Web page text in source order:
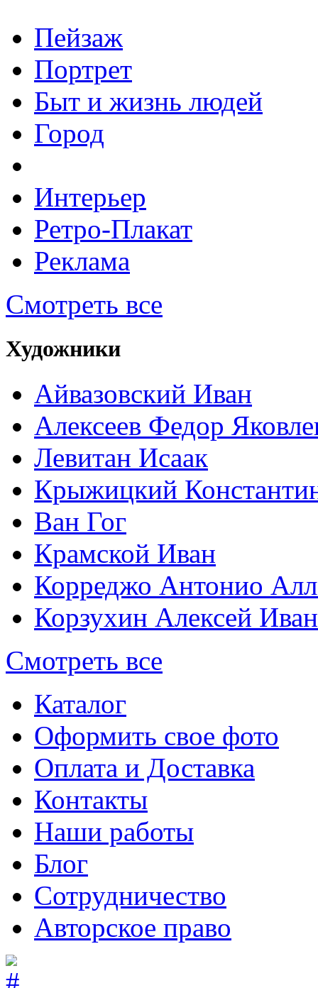
Пейзаж
Портрет
Быт и жизнь людей
Город
Интерьер
Ретро-Плакат
Реклама
Смотреть все
Художники
Айвазовский Иван
Алексеев Федор
Левитан Исаак
Крыжицкий
Ван Гог
Крамской Иван
Корреджо Антонио
Корзухин Алексей
Смотреть все
Каталог
Оформить свое фото
Оплата и Доставка
Контакты
Наши работы
Блог
Сотрудничество
Авторское право